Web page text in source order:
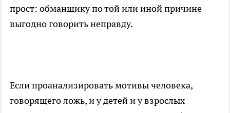
прост: обманщику по той или иной причине
выгодно говорить неправду.
Если проанализировать мотивы человека,
говорящего ложь, и у детей и у взрослых